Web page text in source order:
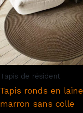
Tapis de résident
Tapis ronds en laine
marron sans colle